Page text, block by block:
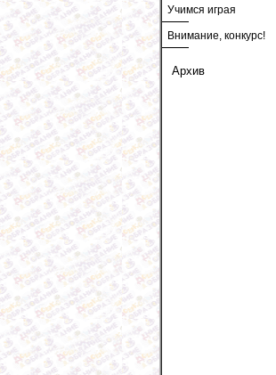
Учимся играя
Внимание, конкурс!
Архив